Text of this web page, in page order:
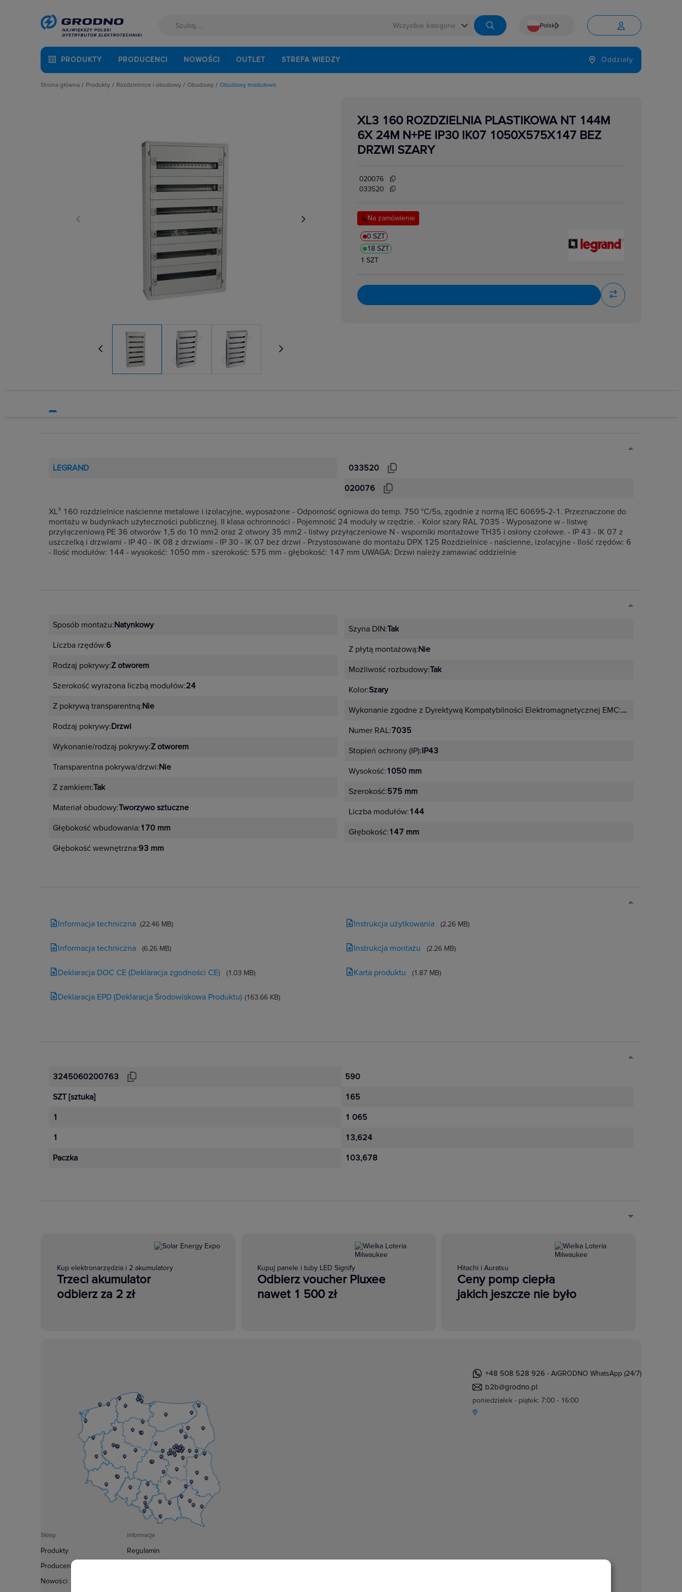
 Polski
Język

PRODUKTY PRODUCENCI NOWOŚCI OUTLET STREFA WIEDZY Oddziały
Strona główna
Produkty
Łączniki i gniazda
Narzędzia i mierniki
Ochrona odgromowa
Odzież ochronna i BHP
Rozdzielnice i obudowy
Obudowy
Obudowy z aparaturą łączeniową i zabepieczeniową
Puszki natynkowe
Rozdzielnice i zestawy budowlane
Obudowy modułowe
XL3 160 ROZDZIELNIA PLASTIKOWA NT 144M
6X 24M N+PE IP30 IK07 1050X575X147 BEZ
DRZWI SZARY
020076
033520
Na zamówienie
0 SZT
18 SZT
1 SZT
LEGRAND
033520
020076
XL³ 160 rozdzielnice naścienne metalowe i izolacyjne, wyposażone - Odporność ogniowa do temp. 750 °C/5s, zgodnie z normą IEC 60695-2-1. Przeznaczone do
montażu w budynkach użyteczności publicznej. II klasa ochronności - Pojemność 24 moduły w rzędzie. - Kolor szary RAL 7035 - Wyposażone w - listwę
przyłączeniową PE 36 otworów 1,5 do 10 mm2 oraz 2 otwory 35 mm2 - listwy przyłączeniowe N - wsporniki montażowe TH35 i osłony czołowe. - IP 43 - IK 07 z
uszczelką i drzwiami - IP 40 - IK 08 z drzwiami - IP 30 - IK 07 bez drzwi - Przystosowane do montażu DPX 125 Rozdzielnice - naścienne, izolacyjne - Ilość rzędów: 6
- Ilość modułów: 144 - wysokość: 1050 mm - szerokość: 575 mm - głębokość: 147 mm UWAGA: Drzwi należy zamawiać oddzielnie
Sposób montażu:Natynkowy
Liczba rzędów:6
Rodzaj pokrywy:Z otworem
Szerokość wyrażona liczbą modułów:24
Z pokrywą transparentną:Nie
Rodzaj pokrywy:Drzwi
Wykonanie/rodzaj pokrywy:Z otworem
Transparentna pokrywa/drzwi:Nie
Z zamkiem:Tak
Materiał obudowy:Tworzywo sztuczne
Głębokość wbudowania:170 mm
Głębokość wewnętrzna:93 mm
Szyna DIN:Tak
Z płytą montażową:Nie
Możliwość rozbudowy:Tak
Kolor:Szary
Wykonanie zgodne z Dyrektywą Kompatybilności Elektromagnetycznej EMC:Nie
Numer RAL:7035
Stopień ochrony (IP):IP43
Wysokość:1050 mm
Szerokość:575 mm
Liczba modułów:144
Głębokość:147 mm
Informacja techniczna (22.46 MB)
Informacja techniczna (6.26 MB)
Deklaracja DOC CE (Deklaracja zgodności CE) (1.03 MB)
Deklaracja EPD (Deklaracja Środowiskowa Produktu) (163.66 KB)
Instrukcja użytkowania (2.26 MB)
Instrukcja montażu (2.26 MB)
Karta produktu (1.87 MB)
3245060200763
SZT [sztuka]
1
1
Paczka
590
165
1 065
13,624
103,678
Kup elektronarzędzia i 2 akumulatory
Trzeci akumulator
odbierz za 2 zł
Kupuj panele i tuby LED Signify
Odbierz voucher Pluxee
nawet 1 500 zł
Hitachi i Auratsu
Ceny pomp ciepła
jakich jeszcze nie było
+48 508 528 926 - AiGRODNO WhatsApp (24/7)
b2b@grodno.pl
poniedziałek - piątek: 7:00 - 16:00
Sklep
Produkty
Producenci
Nowości
Informacje
Regulamin